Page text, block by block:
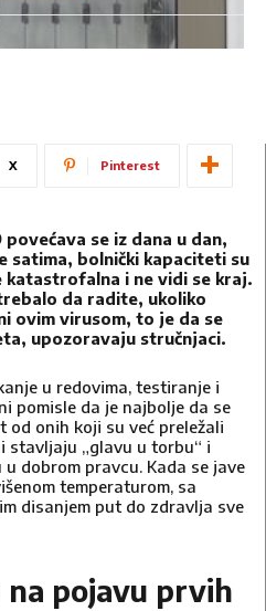
X Pinterest
se iz dana u dan,
satima, bolnički kapaciteti su
i ne vidi se kraj.
da radite, ukoliko
ovim virusom, to je da se
upozoravaju stručnjaci.
u redovima, testiranje i
pomisle da je najbolje da se
od onih koji su već preležali
stavljaju „glavu u torbu“ i
dobrom pravcu. Kada se jave
temperaturom, sa
disanjem put do zdravlja sve
na pojavu prvih